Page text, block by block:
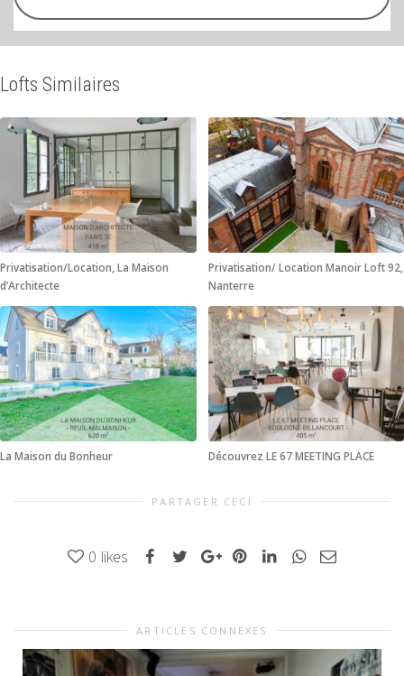
Lofts Similaires
Privatisation/Location, La Maison
d’Architecte
Privatisation/ Location Manoir Loft 92,
Nanterre
La Maison du Bonheur Découvrez LE 67 MEETING PLACE
PARTAGER CECI
0 likes
ARTICLES CONNEXES